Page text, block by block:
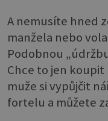
A nemusíte hned
manžela nebo
Podobnou
Chce to jen
muže si vypůjčit
fortelu a můžete